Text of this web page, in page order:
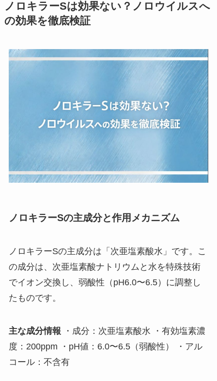
ノロキラーSは効果ない？ノロウイルスへ
の効果を徹底検証
ノロキラーSの主成分と作用メカニズム
ノロキラーSの主成分は「次亜塩素酸水」です。こ
の成分は、次亜塩素酸ナトリウムと水を特殊技術
でイオン交換し、弱酸性（pH6.0〜6.5）に調整し
たものです。
主な成分情報 ・成分：次亜塩素酸水 ・有効塩素濃
度：200ppm ・pH値：6.0〜6.5（弱酸性） ・アル
コール：不含有